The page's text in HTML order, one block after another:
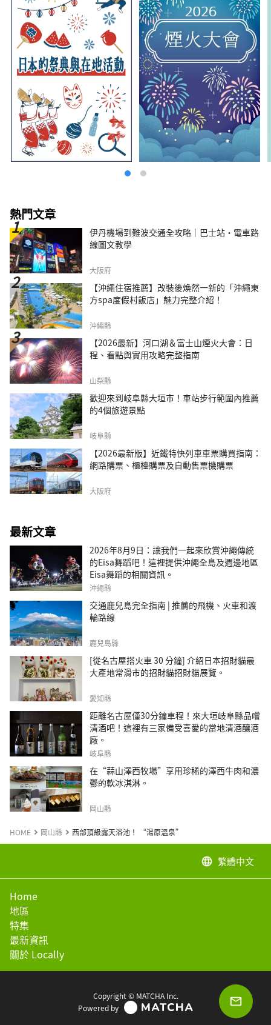
熱門文章
伊丹機場到難波交通全攻略｜巴士站・電車路
線圖文教學
大阪府
【沖繩住宿推薦】改裝後煥然一新的「沖繩東
方spa度假村飯店」魅力完整介紹！
沖繩縣
【2026最新】河口湖＆富士山煙火大會：日
程、看點與實用攻略完整指南
山梨縣
歡迎來到岐阜縣大垣市！車站步行範圍內推薦
的4個旅遊景點
岐阜縣
【2026最新版】近鐵特快列車車票購買指南：
網路購票、櫃檯購票及自動售票機購票
大阪府
最新文章
2026年8月9日：讓我們一起來欣賞沖繩傳統
的Eisa舞蹈吧！這裡提供沖繩全島及週邊地區
Eisa舞蹈的相關資訊。
沖繩縣
交通鹿兒島完全指南 | 推薦的飛機、火車和渡
輪路線
鹿兒島縣
[從名古屋搭火車 30 分鐘] 介紹日本招財貓最
大產地常滑市的招財貓招財貓展覽。
愛知縣
距離名古屋僅30分鐘車程！來大垣岐阜縣品嚐
清酒吧！這裡有三家備受喜愛的當地清酒釀酒
廠。
岐阜縣
在“蒜山澤西牧場”享用珍稀的澤西牛肉和濃
鬱的軟冰淇淋。
岡山縣
HOME 岡山縣 西部頂級露天浴池！ “湯原溫泉”
language 繁體中文
Home
地區
特集
最新資訊
關於 Locally
Copyright © MATCHA Inc.
Powered by